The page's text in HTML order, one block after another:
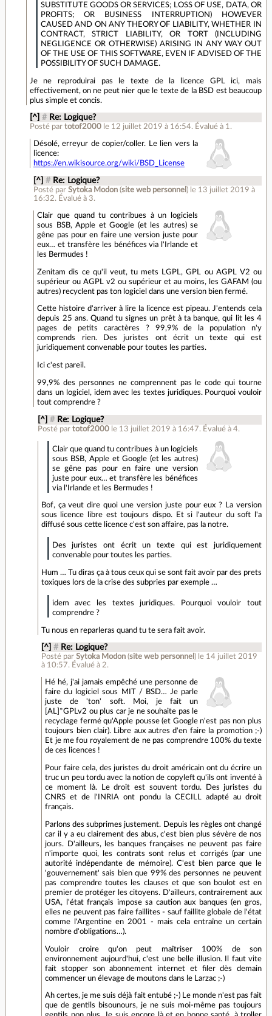
SUBSTITUTE GOODS OR SERVICES; LOSS OF USE, DATA, OR
PROFITS; OR BUSINESS INTERRUPTION) HOWEVER
CAUSED AND ON ANY THEORY OF LIABILITY, WHETHER IN
CONTRACT, STRICT LIABILITY, OR TORT (INCLUDING
NEGLIGENCE OR OTHERWISE) ARISING IN ANY WAY OUT
OF THE USE OF THIS SOFTWARE, EVEN IF ADVISED OF THE
POSSIBILITY OF SUCH DAMAGE.
Je ne reproduirai pas le texte de la licence GPL ici, mais
effectivement, on ne peut nier que le texte de la BSD est beaucoup
plus simple et concis.
[^] # Re: Logique?
Posté par totof2000 le 12 juillet 2019 à 16:54. Évalué à 1 .
Désolé, erreyur de copier/coller. Le lien vers la
licence:
https://en.wikisource.org/wiki/BSD_License
[^] # Re: Logique?
Posté parSytoka Modon (site web personnel ) le 13 juillet 2019 à
16:32. Évalué à 3.
Clair que quand tu contribues à un logiciels
sous BSB, Apple et Google (et les autres) se
gêne pas pour en faire une version juste pour
eux… et transfère les bénéfices via l'Irlande et
les Bermudes !
Zenitam dis ce qu'il veut, tu mets LGPL, GPL ou AGPL V2 ou
supérieur ou AGPL v2 ou supérieur et au moins, les GAFAM (ou
autres) recyclent pas ton logiciel dans une version bien fermé.
Cette histoire d'arriver à lire la licence est pipeau. J'entends cela
depuis 25 ans. Quand tu signes un prêt à ta banque, qui lit les 4
pages de petits caractères ? 99,9% de la population n'y
comprends rien. Des juristes ont écrit un texte qui est
juridiquement convenable pour toutes les parties.
Ici c'est pareil.
99,9% des personnes ne comprennent pas le code qui tourne
dans un logiciel, idem avec les textes juridiques. Pourquoi vouloir
tout comprendre ?
[^] # Re: Logique?
Posté par totof2000 le 13 juillet 2019 à 16:47. Évalué à 4.
Clair que quand tu contribues à un logiciels
sous BSB, Apple et Google (et les autres)
se gêne pas pour en faire une version
juste pour eux… et transfère les bénéfices
via l'Irlande et les Bermudes !
Bof, ça veut dire quoi une version juste pour eux ? La version
sous licence libre est toujours dispo. Et si l'auteur du soft l'a
diffusé sous cette licence c'est son affaire, pas la notre.
Des juristes ont écrit un texte qui est juridiquement
convenable pour toutes les parties.
Hum … Tu diras ça à tous ceux qui se sont fait avoir par des prets
toxiques lors de la crise des subpries par exemple …
idem avec les textes juridiques. Pourquoi vouloir tout
comprendre ?
Tu nous en reparleras quand tu te sera fait avoir.
[^] # Re: Logique?
Posté parSytoka Modon (site web personnel ) le 14 juillet 2019
à 10:57. Évalué à 2.
Hé hé, j'ai jamais empêché une personne de
faire du logiciel sous MIT / BSD… Je parle
juste de 'ton' soft. Moi, je fait un
[AL]*GPLv2 ou plus car je ne souhaite pas le
recyclage fermé qu'Apple pousse (et Google n'est pas non plus
toujours bien clair). Libre aux autres d'en faire la promotion ;-)
Et je me fou royalement de ne pas comprendre 100% du texte
de ces licences !
Pour faire cela, des juristes du droit américain ont du écrire un
truc un peu tordu avec la notion de copyleft qu'ils ont inventé à
ce moment là. Le droit est souvent tordu. Des juristes du
CNRS et de l'INRIA ont pondu la CECILL adapté au droit
français.
Parlons des subprimes justement. Depuis les règles ont changé
car il y a eu clairement des abus, c'est bien plus sévère de nos
jours. D'ailleurs, les banques françaises ne peuvent pas faire
n'importe quoi, les contrats sont relus et corrigés (par une
autorité indépendante de mémoire). C'est bien parce que le
'gouvernement' sais bien que 99% des personnes ne peuvent
pas comprendre toutes les clauses et que son boulot est en
premier de protéger les citoyens. D'ailleurs, contrairement aux
USA, l'état français impose sa caution aux banques (en gros,
elles ne peuvent pas faire faillites - sauf faillite globale de l'état
comme l'Argentine en 2001 - mais cela entraîne un certain
nombre d'obligations…).
Vouloir croire qu'on peut maîtriser 100% de son
environnement aujourd'hui, c'est une belle illusion. Il faut vite
fait stopper son abonnement internet et filer dès demain
commencer un élevage de moutons dans le Larzac ;-)
Ah certes, je me suis déjà fait entubé ;-) Le monde n'est pas fait
que de gentils bisounours, je ne suis moi-même pas toujours